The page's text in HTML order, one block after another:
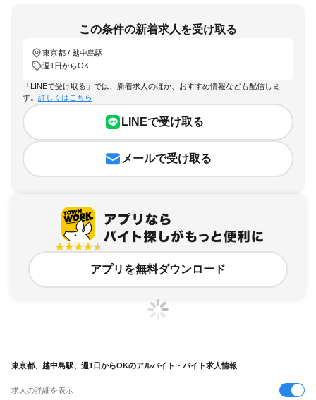
この条件の新着求人を受け取る
東京都 / 越中島駅
週1日からOK
「LINEで受け取る」では、新着求人のほか、おすすめ情報なども配信しま
す。 詳しくはこちら
LINEで受け取る
メールで受け取る
アプリを無料ダウンロード
東京都、越中島駅、週1日からOKのアルバイト・バイト求人情報
求人の詳細を表示